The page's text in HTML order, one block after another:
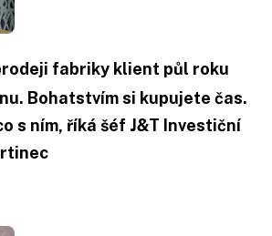
fabriky klient půl roku
Bohatstvím si kupujete čas.
s ním, říká šéf J&T Investiční